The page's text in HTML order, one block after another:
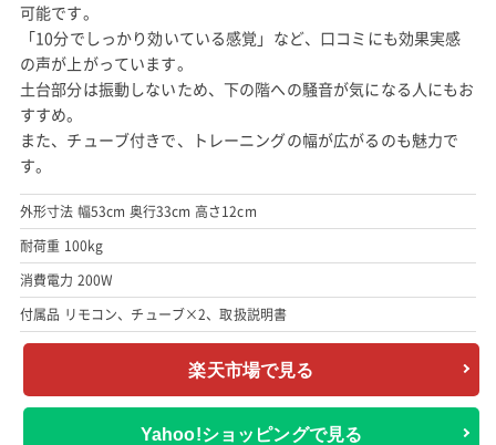
可能です。
「10分でしっかり効いている感覚」など、口コミにも効果実感
の声が上がっています。
土台部分は振動しないため、下の階への騒音が気になる人にもお
すすめ。
また、チューブ付きで、トレーニングの幅が広がるのも魅力で
す。
外形寸法 幅53cm 奥行33cm 高さ12cm
耐荷重 100kg
消費電力 200W
付属品 リモコン、チューブ×2、取扱説明書
楽天市場で見る
Yahoo!ショッピングで見る